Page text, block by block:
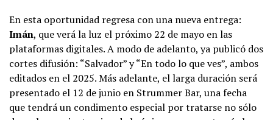
En esta oportunidad regresa con una nueva entrega:
Imán, que verá la luz el próximo 22 de mayo en las
plataformas digitales. A modo de adelanto, ya publicó dos
cortes difusión: “Salvador” y “En todo lo que ves”, ambos
editados en el 2025. Más adelante, el larga duración será
presentado el 12 de junio en Strummer Bar, una fecha
que tendrá un condimento especial por tratarse no sólo